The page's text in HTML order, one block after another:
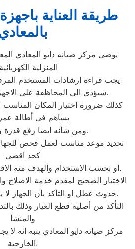
طريقة العناية باجهزة
المنزلية
يجب قراءة ارشادات المستخدم
سيؤدى الى المحاظفة على الاجهزة وتلاشى الاعطال.
يساهم فى أطالة عمر
ومن شأنه ايضا رفع قدرة وكفاءة الجهاز.
كحد اقصى
او بحسب الاستخدام والهدف منه الاقلال من حدوث الاعطال.
حدوث عطل او التأكد بأن الجهاز لا يعمل بالشكل المطلوب.
والمنشأ
مركز صيانه دايو المعادي ينبه انه لا
الخارجية.